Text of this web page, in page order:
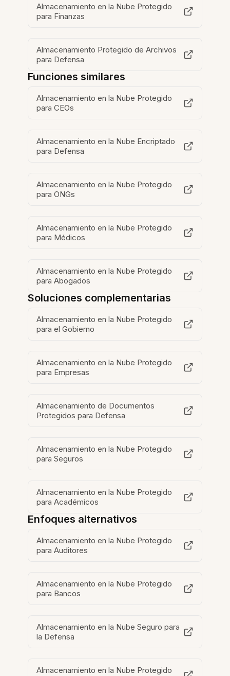
Almacenamiento en la Nube Protegido
para Finanzas
Almacenamiento Protegido de Archivos
para Defensa
Funciones similares
Almacenamiento en la Nube Protegido
para CEOs
Almacenamiento en la Nube Encriptado
para Defensa
Almacenamiento en la Nube Protegido
para ONGs
Almacenamiento en la Nube Protegido
para Médicos
Almacenamiento en la Nube Protegido
para Abogados
Soluciones complementarias
Almacenamiento en la Nube Protegido
para el Gobierno
Almacenamiento en la Nube Protegido
para Empresas
Almacenamiento de Documentos
Protegidos para Defensa
Almacenamiento en la Nube Protegido
para Seguros
Almacenamiento en la Nube Protegido
para Académicos
Enfoques alternativos
Almacenamiento en la Nube Protegido
para Auditores
Almacenamiento en la Nube Protegido
para Bancos
Almacenamiento en la Nube Seguro para
la Defensa
Almacenamiento en la Nube Protegido